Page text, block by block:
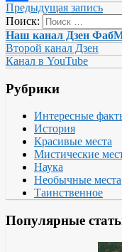
Отправить
Предыдущая запись
Поиск:
Наш канал Дзен
Второй канал Дзен
Канал в YouTube
Рубрики
Интересные
История
Красивые места
Мистические
Наука
Необычные места
Таинственное
Популярные